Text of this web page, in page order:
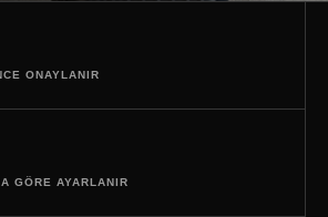
ONAYLANIR
GÖRE AYARLANIR